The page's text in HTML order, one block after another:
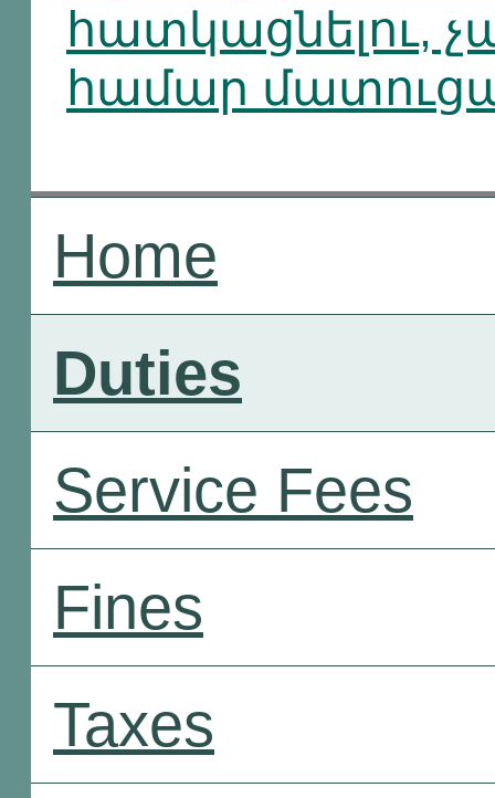
հատկացնելու,
համար
Home
Duties
Service Fees
Fines
Taxes